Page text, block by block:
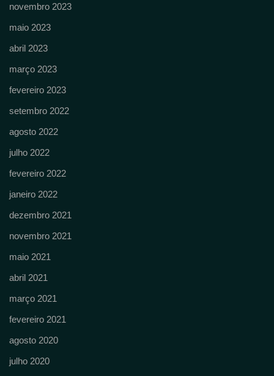
novembro 2023
maio 2023
abril 2023
março 2023
fevereiro 2023
setembro 2022
agosto 2022
julho 2022
fevereiro 2022
janeiro 2022
dezembro 2021
novembro 2021
maio 2021
abril 2021
março 2021
fevereiro 2021
agosto 2020
julho 2020